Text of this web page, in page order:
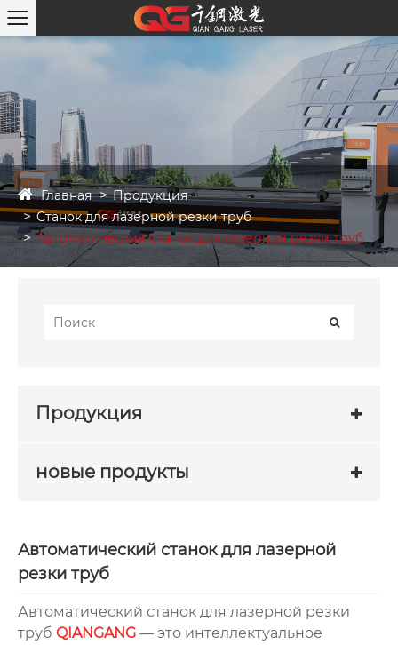
Главная
Продукция
Станок для лазерной резки труб
Автоматический станок для лазерной резки труб
Продукция
новые продукты
Автоматический станок для лазерной
резки труб
Автоматический станок для лазерной резки
труб QIANGANG — это интеллектуальное